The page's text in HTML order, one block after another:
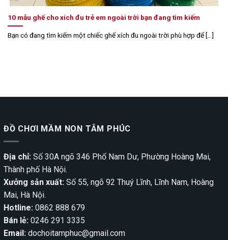
10 mẫu ghế cho xích đu trẻ em ngoài trời bạn đang tìm kiếm
Bạn có đang tìm kiếm một chiếc ghế xích đu ngoài trời phù hợp để [...]
ĐỒ CHƠI MẦM NON TÂM PHÚC
Địa chỉ: Số 30A ngõ 346 Phố Nam Dư, Phường Hoàng Mai,
Thành phố Hà Nội.
Xưởng sản xuất: Số 55, ngõ 92 Thuý Lĩnh, Lĩnh Nam, Hoàng
Mai, Hà Nội.
Hotline: 0862 888 679
Bán lẻ: 0246 291 3335
Email: dochoitamphuc@gmail.com